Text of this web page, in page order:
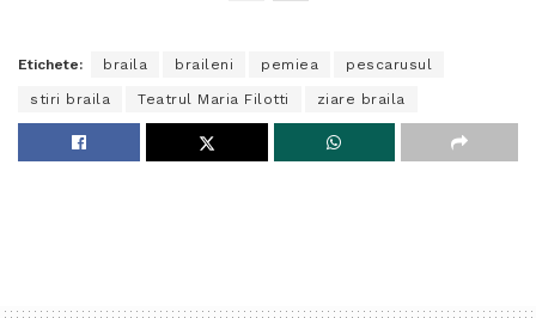
Etichete: braila braileni pemiea pescarusul
stiri braila Teatrul Maria Filotti ziare braila